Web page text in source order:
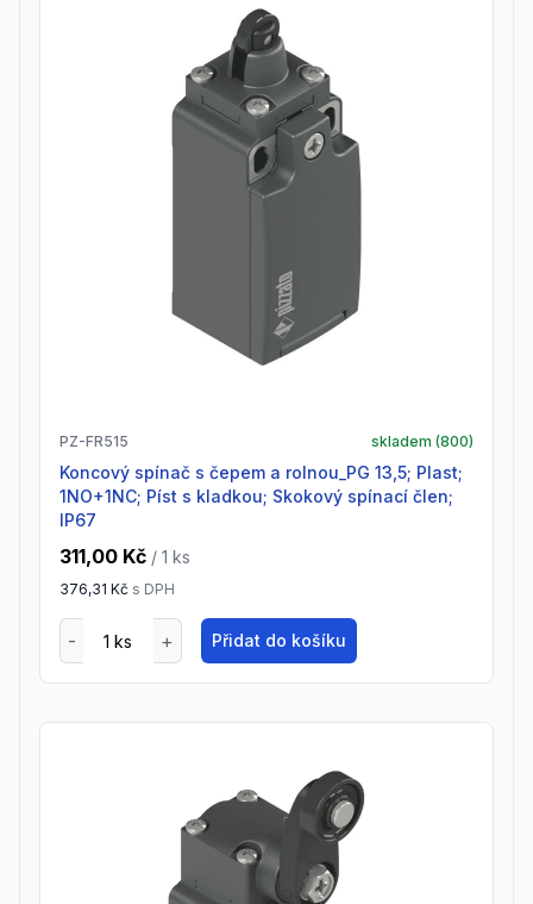
PZ-FR515 skladem (800)
Koncový spínač s čepem a rolnou_PG 13,5; Plast;
1NO+1NC; Píst s kladkou; Skokový spínací člen;
IP67
311,00 Kč / 1 ks
376,31 Kč s DPH
Přidat do košíku